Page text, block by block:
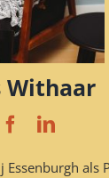
Withaar
Essenburgh als